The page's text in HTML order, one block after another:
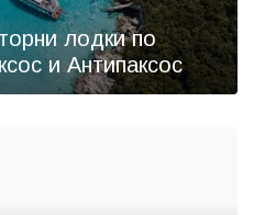
лодки по
и Антипаксос